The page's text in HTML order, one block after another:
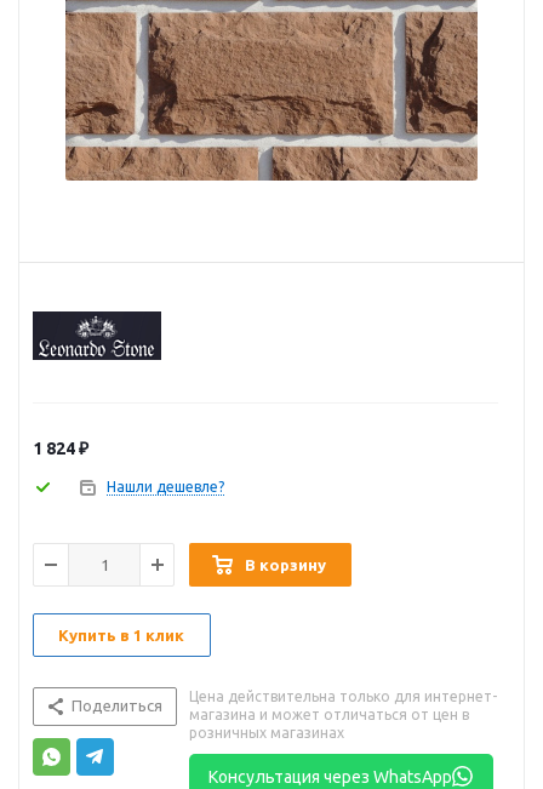
1 824₽
Нашли дешевле?
В корзину
Купить в 1 клик
Поделиться
Цена действительна только для интернет-
магазина и может отличаться от цен в
розничных магазинах
Консультация через WhatsApp